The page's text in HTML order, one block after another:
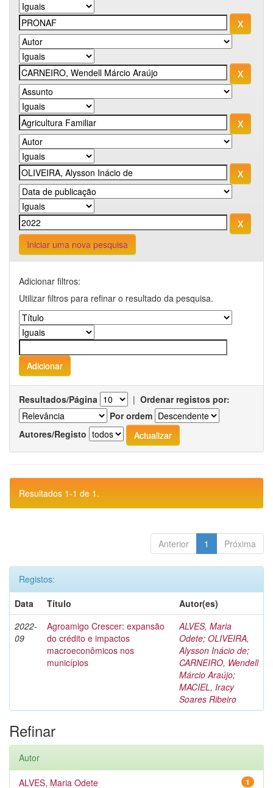
Iniciar uma nova pesquisa
Adicionar filtros:
Utilizar filtros para refinar o resultado da pesquisa.
Resultados/Página | Ordenar registos por:
Por ordem
Autores/Registo
Resultados 1-1 de 1.
Anterior 1 Próxima
Registos:
Data
Título
Autor(es)
2022-
09
Agroamigo Crescer: expansão
do crédito e impactos
macroeconômicos nos
municípios
ALVES, Maria
Odete; OLIVEIRA,
Alysson Inácio de;
CARNEIRO, Wendell
Márcio Araújo;
MACIEL, Iracy
Soares Ribeiro
Refinar
Autor
1
ALVES, Maria Odete